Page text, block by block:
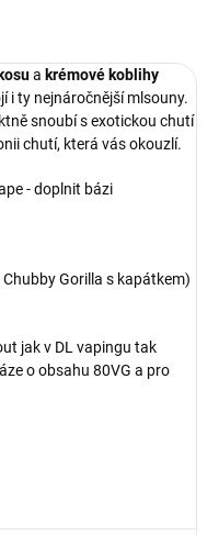
a krémové koblihy
i ty nejnáročnější mlsouny.
snoubí s exotickou chutí
chutí, která vás okouzlí.
- doplnit bázi
Gorilla s kapátkem)
jak v DL vapingu tak
o obsahu 80VG a pro